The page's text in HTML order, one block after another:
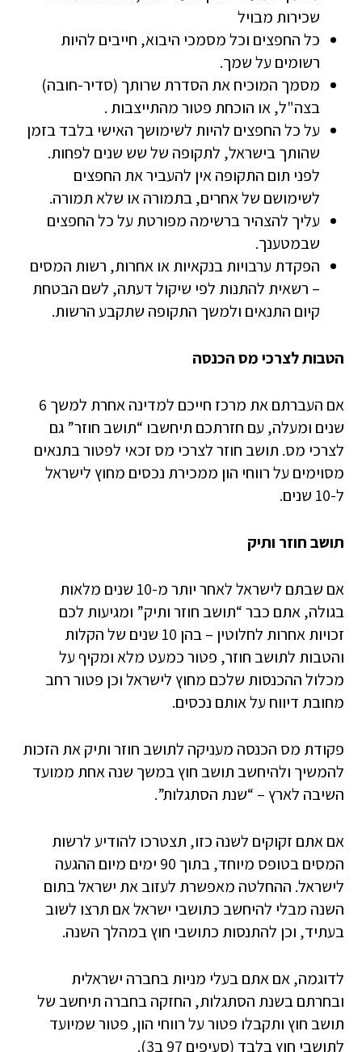
שכירות מבויל
כל החפצים וכל מסמכי היבוא, חייבים להיות
רשומים על שמך.
מסמך המוכיח את הסדרת שרותך (סדיר-חובה)
בצה"ל, או הוכחת פטור מהתייצבות .
על כל החפצים להיות לשימושך האישי בלבד בזמן
שהותך בישראל, לתקופה של שש שנים לפחות.
לפני תום התקופה אין להעביר את החפצים
לשימושם של אחרים, בתמורה או שלא תמורה.
עליך להצהיר ברשימה מפורטת על כל החפצים
שבמטענך.
הפקדת ערבויות בנקאיות או אחרות, רשות המסים
– רשאית להתנות לפי שיקול דעתה, לשם הבטחת
קיום התנאים ולמשך התקופה שתקבע הרשות.
הטבות לצרכי מס הכנסה
אם העברתם את מרכז חייכם למדינה אחרת למשך 6
שנים ומעלה, עם חזרתכם תיחשבו “תושב חוזר” גם
לצרכי מס. תושב חוזר לצרכי מס זכאי לפטור בתנאים
מסוימים על רווחי הון ממכירת נכסים מחוץ לישראל
ל-10 שנים.
תושב חוזר ותיק
אם שבתם לישראל לאחר יותר מ-10 שנים מלאות
בגולה, אתם כבר “תושב חוזר ותיק” ומגיעות לכם
זכויות אחרות לחלוטין – בהן 10 שנים של הקלות
והטבות לתושב חוזר, פטור כמעט מלא ומקיף על
מכלול ההכנסות שלכם מחוץ לישראל וכן פטור רחב
מחובת דיווח על אותם נכסים.
פקודת מס הכנסה מעניקה לתושב חוזר ותיק את הזכות
להמשיך ולהיחשב תושב חוץ במשך שנה אחת ממועד
השיבה לארץ – “שנת הסתגלות”.
אם אתם זקוקים לשנה כזו, תצטרכו להודיע לרשות
המסים בטופס מיוחד, בתוך 90 ימים מיום ההגעה
לישראל. ההחלטה מאפשרת לעזוב את ישראל בתום
השנה מבלי להיחשב כתושבי ישראל אם תרצו לשוב
בעתיד, וכן להתנסות כתושבי חוץ במהלך השנה.
לדוגמה, אם אתם בעלי מניות בחברה ישראלית
ובחרתם בשנת הסתגלות, החזקה בחברה תיחשב של
תושב חוץ ותקבלו פטור על רווחי הון, פטור שמיועד
לתושבי חוץ בלבד (סעיפים 97 ב3).